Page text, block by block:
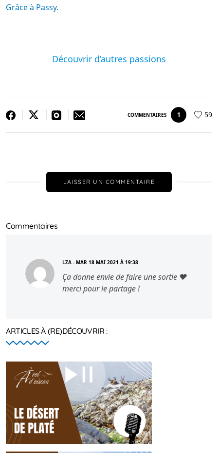
Grâce à Passy.
Découvrir d’autres passions
1
COMMENTAIRES 59
LAISSER UN COMMENTAIRE
Commentaires
LZA - MAR 18 MAI 2021 À 19:38
Ça donne envie de faire une sortie ❤
merci pour le partage !
ARTICLES À (RE)DÉCOUVRIR :